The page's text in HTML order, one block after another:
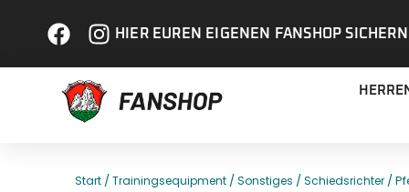
HIER EUREN EIGENEN FANSHOP
Start /Trainingsequipment /Sonstiges /Schiedsrichter /